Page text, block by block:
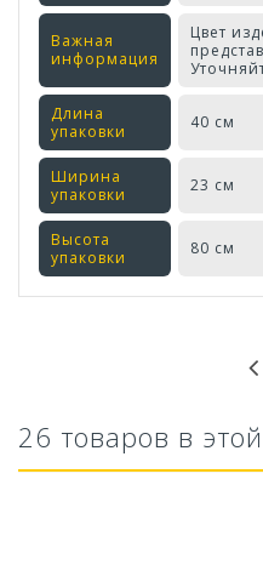
Важная
информация
Цвет
Длина
упаковки
40 см
Ширина
упаковки
23 см
Высота
упаковки
80 см
26 товаров в